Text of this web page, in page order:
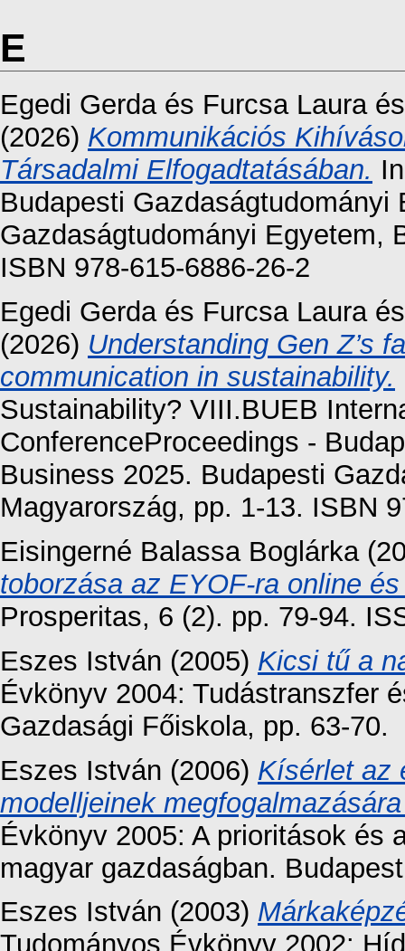
E
Egedi Gerdaés Furcsa Laura
(2026) Kommunikációs
Társadalmi Elfogadtatásában.
Budapesti Gazdaságtudományi
Gazdaságtudományi Egyetem,
ISBN 978-615-6886-26-2
Egedi Gerdaés Furcsa Laura
(2026) Understanding Gen Z’s
communication in sustainability.
Sustainability? VIII.BUEB
ConferenceProceedings -
Business 2025. Budapesti
Magyarország, pp. 1-13. ISBN
Eisingerné Balassa Boglárka
toborzása az EYOF-ra online
Prosperitas, 6 (2). pp. 79-94.
Eszes István (2005) Kicsi tű a
Évkönyv 2004: Tudástranszfer
Gazdasági Főiskola, pp. 63-70.
Eszes István (2006) Kísérlet az
modelljeinek
Évkönyv 2005: A prioritások és
magyar gazdaságban.
Eszes István (2003)
Tudományos Évkönyv 2002: